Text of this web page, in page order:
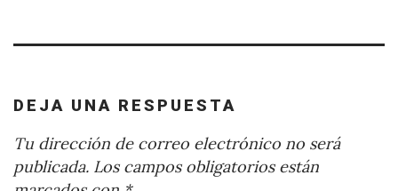
DEJA UNA RESPUESTA
Tu dirección de correo electrónico no será
publicada. Los campos obligatorios están